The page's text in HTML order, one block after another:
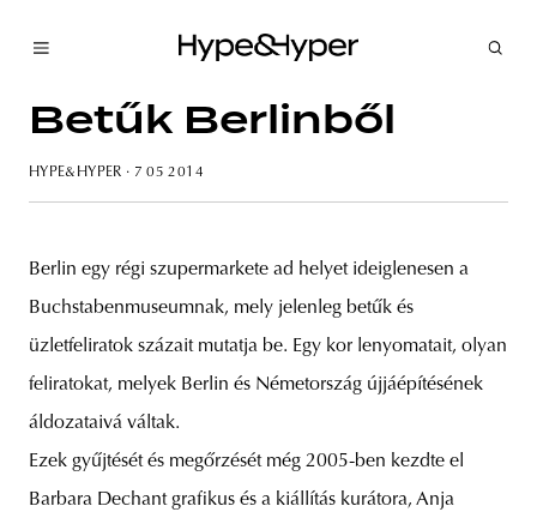
Betűk Berlinből
HYPE&HYPER · 7 05 2014
Berlin egy régi szupermarkete ad helyet ideiglenesen a
Buchstabenmuseumnak, mely jelenleg betűk és
üzletfeliratok százait mutatja be. Egy kor lenyomatait, olyan
feliratokat, melyek Berlin és Németország újjáépítésének
áldozataivá váltak.
Ezek gyűjtését és megőrzését még 2005-ben kezdte el
Barbara Dechant grafikus és a kiállítás kurátora, Anja